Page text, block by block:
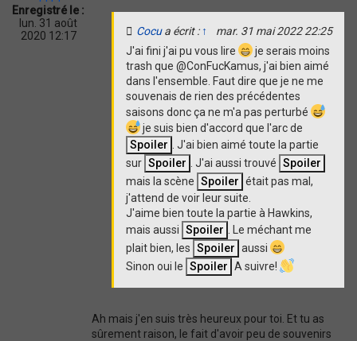
Enregistré le :
lun. 31 août
2020 12:17
Cocua écrit : ↑
mar. 31 mai 2022 22:25
J'ai fini j'ai pu vous lire
je serais moins
trash que @ConFucKamus, j'ai bien aimé
dans l'ensemble. Faut dire que je ne me
souvenais de rien des précédentes
saisons donc ça ne m'a pas perturbé
je suis bien d'accord que l'arc de
. J'ai bien aimé toute la partie
sur
. J'ai aussi trouvé
mais la scène
était pas mal,
j'attend de voir leur suite.
J'aime bien toute la partie à Hawkins,
mais aussi
. Le méchant me
plait bien, les
aussi
Sinon oui le
A suivre!
Ah mais j'en suis très heureux pour toi. Et tu as
sûrement raison, le fait d'avoir peu de souvenirs